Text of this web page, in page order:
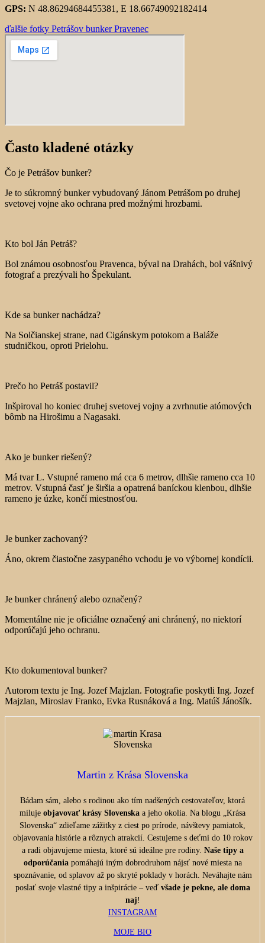
GPS: N 48.86294684455381, E 18.66749092182414
ďalšie fotky Petrášov bunker Pravenec
Často kladené otázky
Čo je Petrášov bunker?
Je to súkromný bunker vybudovaný Jánom Petrášom po druhej
svetovej vojne ako ochrana pred možnými hrozbami.
Kto bol Ján Petráš?
Bol známou osobnosťou Pravenca, býval na Drahách, bol vášnivý
fotograf a prezývali ho Špekulant.
Kde sa bunker nachádza?
Na Solčianskej strane, nad Cigánskym potokom a Baláže
studničkou, oproti Prielohu.
Prečo ho Petráš postavil?
Inšpiroval ho koniec druhej svetovej vojny a zvrhnutie atómových
bômb na Hirošimu a Nagasaki.
Ako je bunker riešený?
Má tvar L. Vstupné rameno má cca 6 metrov, dlhšie rameno cca 10
metrov. Vstupná časť je širšia a opatrená baníckou klenbou, dlhšie
rameno je úzke, končí miestnosťou.
Je bunker zachovaný?
Áno, okrem čiastočne zasypaného vchodu je vo výbornej kondícii.
Je bunker chránený alebo označený?
Momentálne nie je oficiálne označený ani chránený, no niektorí
odporúčajú jeho ochranu.
Kto dokumentoval bunker?
Autorom textu je Ing. Jozef Majzlan. Fotografie poskytli Ing. Jozef
Majzlan, Miroslav Franko, Evka Rusnáková a Ing. Matúš Jánošík.
Martin z Krása Slovenska
Bádam sám, alebo s rodinou ako tím nadšených cestovateľov, ktorá
miluje objavovať krásy Slovenska a jeho okolia. Na blogu „Krása
Slovenska“ zdieľame zážitky z ciest po prírode, návštevy pamiatok,
objavovania histórie a rôznych atrakcií. Cestujeme s deťmi do 10 rokov
a radi objavujeme miesta, ktoré sú ideálne pre rodiny. Naše tipy a
odporúčaniapomáhajú iným dobrodruhom nájsť nové miesta na
spoznávanie, od splavov až po skryté poklady v horách. Neváhajte nám
poslať svoje vlastné tipy a inšpirácie – veď všade je pekne, ale doma
naj!
INSTAGRAM
MOJE BIO